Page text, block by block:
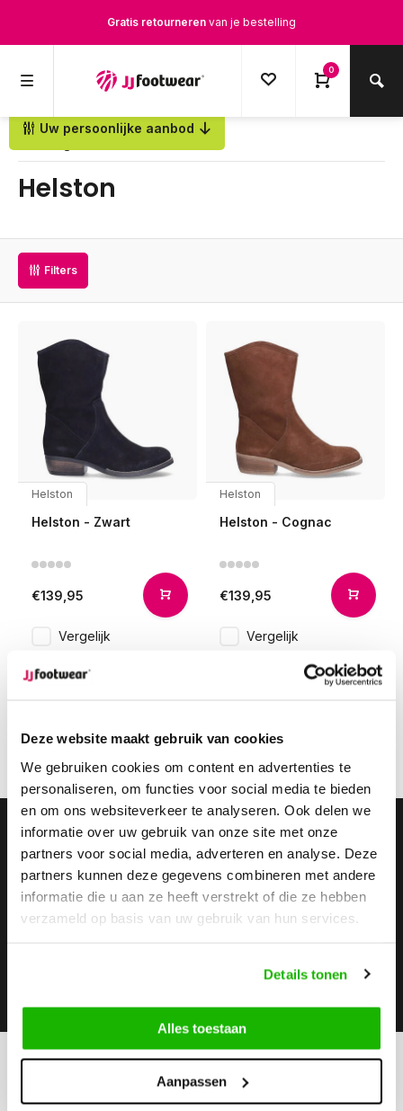
Deze website maakt gebruik van cookies
We gebruiken cookies om content en advertenties te
personaliseren, om functies voor social media te bieden
en om ons websiteverkeer te analyseren. Ook delen we
informatie over uw gebruik van onze site met onze
partners voor social media, adverteren en analyse. Deze
partners kunnen deze gegevens combineren met andere
informatie die u aan ze heeft verstrekt of die ze hebben
verzameld op basis van uw gebruik van hun services.
Details tonen
Alles toestaan
Aanpassen
Gratis retourneren van je bestelling
0
Uw persoonlijke aanbod
Helston
Filters
Helston
Helston - Zwart
€139,95
Vergelijk
Helston
Helston - Cognac
€139,95
Vergelijk
Pagina 1 van 1
Stay up to date
Abonneer je op onze nieuwsbrief om op de hoogte te
blijven.
Kunnen we helpen?
Klantenservice: